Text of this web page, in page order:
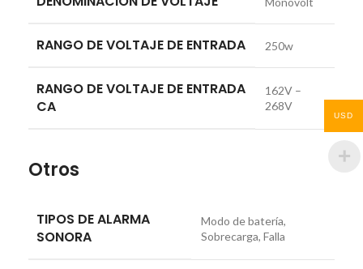
RANGO DE VOLTAJE DE ENTRADA 250w
RANGO DE VOLTAJE DE ENTRADA
CA
162V –
268V
Otros
TIPOS DE ALARMA
SONORA
Modo de batería,
Sobrecarga, Falla
USD